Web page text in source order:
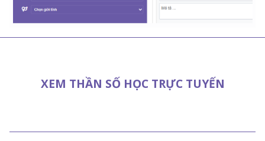
XEM THẦN SỐ HỌC TRỰC TUYẾN